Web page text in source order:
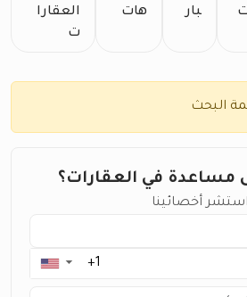
بار
هات
العقارا
ت
البحث
مساعدة في العقارات؟
استشر أخصائينا
▼